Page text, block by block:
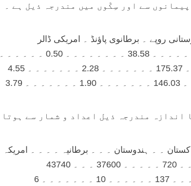
سے اور سِکّوں میں مندرجہ ذیل ہے ۔
روپے ۔ برطانوی پاؤنڈ ۔ امریکی ڈالر
اندازہ مندرجہ ذیل اعداد و شمار سے ہوتا
۔ ۔ ہندوستان ۔ ۔ ۔ برطانیہ ۔ ۔ ۔ ۔ امریکہ